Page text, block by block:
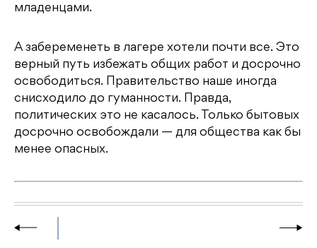
младенцами.
А забеременеть в лагере хотели почти все. Это
верный путь избежать общих работ и досрочно
освободиться. Правительство наше иногда
снисходило до гуманности. Правда,
политических это не касалось. Только бытовых
досрочно освобождали — для общества как бы
менее опасных.